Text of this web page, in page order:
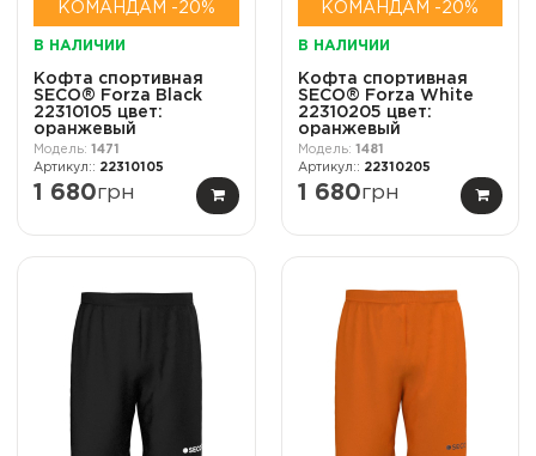
КОМАНДАМ -20%
В НАЛИЧИИ
Кофта спортивная
SECO® Forza Black
22310105 цвет:
оранжевый
1471
22310105
1 680грн
КОМАНДАМ -20%
В НАЛИЧИИ
Кофта спортивная
SECO® Forza White
22310205 цвет:
оранжевый
1481
22310205
1 680грн